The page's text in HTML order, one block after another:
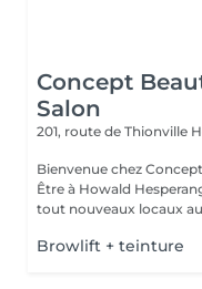
Concept
Salon
201, route de Thionville
Bienvenue chez Concept Beauté
Être à Howald
tout nouveaux locaux au
Browlift + teinture